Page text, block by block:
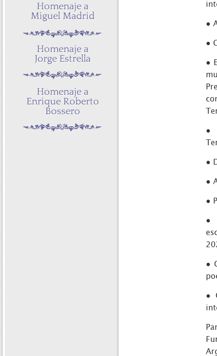
●
●
●
●
●
●
●
●
●
●